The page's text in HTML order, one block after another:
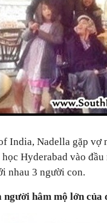
India, Nadella gặp vợ
Hyderabad vào
nhau 3 người con.
người hâm mộ lớn của